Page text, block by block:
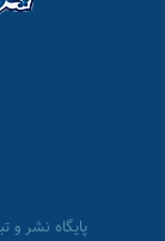
پایگاه نشر و